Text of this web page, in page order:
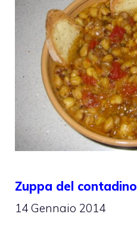
Zuppa del contadino
14 Gennaio 2014